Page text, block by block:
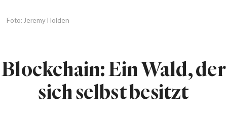
Foto: Jeremy Holden
Blockchain: Ein Wald, der
sich selbst besitzt